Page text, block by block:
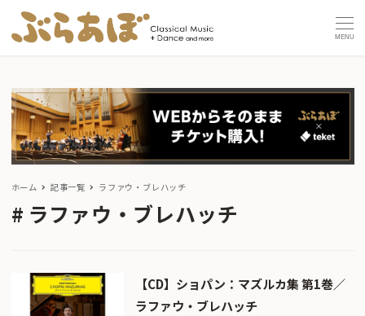
MENU
ホーム 記事一覧 ラファウ・ブレハッチ
ラファウ・ブレハッチ
【CD】ショパン：マズルカ集 第1巻／
ラファウ・ブレハッチ